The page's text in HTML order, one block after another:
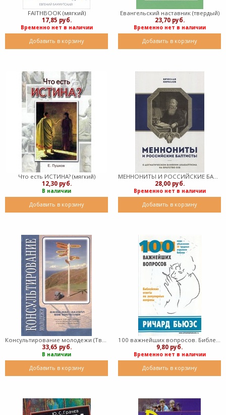
FAITHBOOK (мягкий)
17,85 руб.
Временно нет в наличии
Добавить в корзину
Евангельский наставник (твердый)
23,70 руб.
Временно нет в наличии
Добавить в корзину
Что есть ИСТИНА? (мягкий)
12,30 руб.
В наличии
Добавить в корзину
28,00 руб.
Временно нет в наличии
Добавить в корзину
33,65 руб.
В наличии
Добавить в корзину
9,80 руб.
Временно нет в наличии
Добавить в корзину